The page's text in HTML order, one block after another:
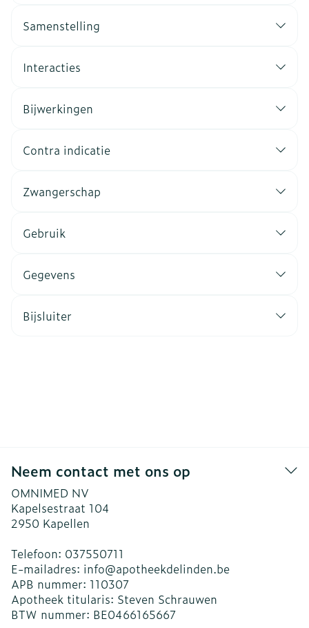
Samenstelling
Interacties
Bijwerkingen
Contra indicatie
Zwangerschap
Gebruik
Gegevens
Bijsluiter
Neem contact met ons op
OMNIMED NV
Kapelsestraat 104
2950 Kapellen
Telefoon: 037550711
E-mailadres: info@apotheekdelinden.be
APB nummer: 110307
Apotheek titularis: Steven Schrauwen
BTW nummer: BE0466165667